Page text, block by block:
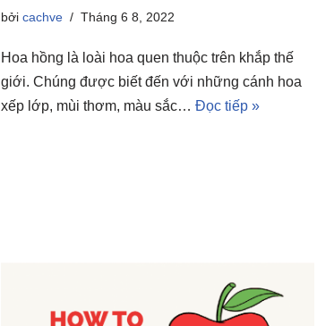
bởi cachve Tháng 6 8, 2022
Hoa hồng là loài hoa quen thuộc trên khắp thế
giới. Chúng được biết đến với những cánh hoa
xếp lớp, mùi thơm, màu sắc… Đọc tiếp »